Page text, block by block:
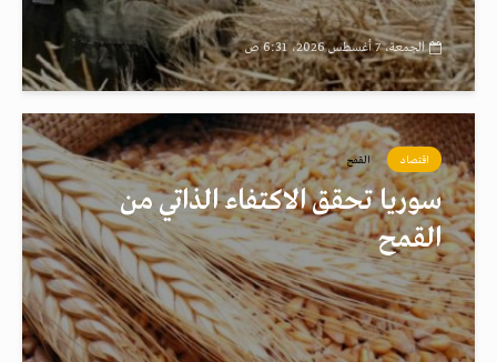
الجمعة، 7 أغسطس 2026، 6:31 ص
اقتصاد القمح
سوريا تحقق الاكتفاء الذاتي من
القمح